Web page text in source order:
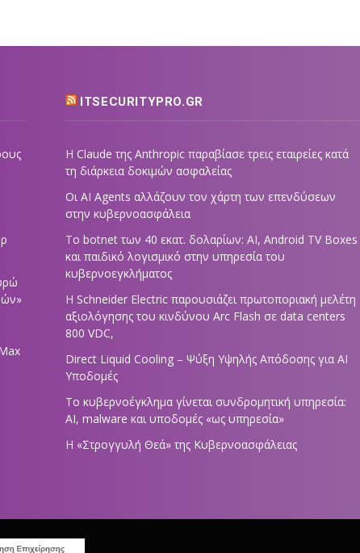
ITSECURITYPRO.GR
Η Claude της Anthropic παραβίασε τρεις εταιρείες κατά
τη διάρκεια δοκιμών ασφαλείας
Οι AI Agents αλλάζουν τον χάρτη των επενδύσεων
στην κυβερνοασφάλεια
Το botnet των 40 εκατ. δολαρίων: AI, Android TV Boxes
και παιδικό λογισμικό στην υπηρεσία του
κυβερνοεγκλήματος
Η Schneider Electric παρουσιάζει πρωτοποριακή μελέτη
αξιολόγησης του κινδύνου Arc Flash σε data centers
800 VDC,
Direct Liquid Cooling – Ψύξη Υψηλής Απόδοσης για AI
Υποδομές
Το κυβερνοέγκλημα γίνεται συνδρομητική υπηρεσία:
AI, malware και υποδομές «ως υπηρεσία»
Η «Στρογγυλή Θεά» της Κυβερνοασφάλειας